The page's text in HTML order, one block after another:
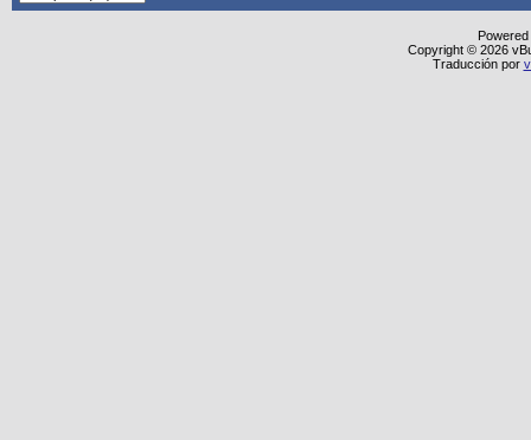
Copyright © 2026
Traducción por